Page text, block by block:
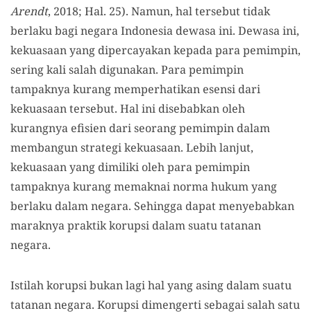
Arendt, 2018; Hal. 25). Namun, hal tersebut tidak
berlaku bagi negara Indonesia dewasa ini. Dewasa ini,
kekuasaan yang dipercayakan kepada para pemimpin,
sering kali salah digunakan. Para pemimpin
tampaknya kurang memperhatikan esensi dari
kekuasaan tersebut. Hal ini disebabkan oleh
kurangnya efisien dari seorang pemimpin dalam
membangun strategi kekuasaan. Lebih lanjut,
kekuasaan yang dimiliki oleh para pemimpin
tampaknya kurang memaknai norma hukum yang
berlaku dalam negara. Sehingga dapat menyebabkan
maraknya praktik korupsi dalam suatu tatanan
negara.
Istilah korupsi bukan lagi hal yang asing dalam suatu
tatanan negara. Korupsi dimengerti sebagai salah satu